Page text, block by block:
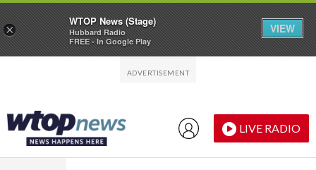
LIVE RADIO
×
WTOP News (Stage)
Hubbard Radio
FREE - In Google Play
VIEW